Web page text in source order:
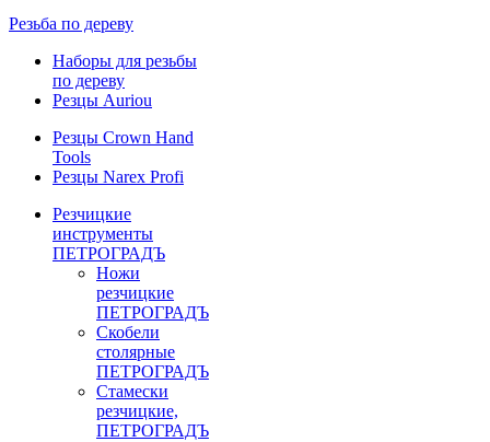
Резьба по дереву
Наборы для резьбы
по дереву
Резцы Auriou
Резцы Crown Hand
Tools
Резцы Narex Profi
Резчицкие
инструменты
ПЕТРОГРАДЪ
Ножи
резчицкие
ПЕТРОГРАДЪ
Скобели
столярные
ПЕТРОГРАДЪ
Стамески
резчицкие,
ПЕТРОГРАДЪ